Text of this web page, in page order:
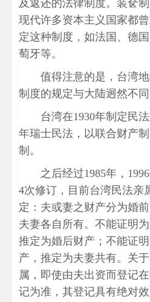
及返还的法律制度。装奁
现代许多资本主义国家都
定这种制度，如法国、德
萄牙等。
值得注意的是，台湾
制度的规定与大陆迥然不同
台湾在1930年制定民
年瑞士民法，以联合财产
制。
之后经过1985年，
4次修订，目前台湾民法亲
定：夫或妻之财产分为婚
夫妻各自所有。不能证明
推定为婚后财产；不能证
产，推定为夫妻共有。关
属，即使由夫出资而登记
记为准，其登记具有绝对